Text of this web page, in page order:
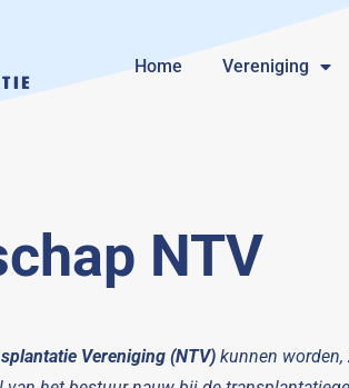
Home Vereniging
NTV
Vereniging (NTV) kunnen